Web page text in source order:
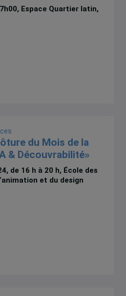
Espace Quartier latin,
du Mois de la
& Découvrabilité»
de 16 h à 20 h, École des
et du design